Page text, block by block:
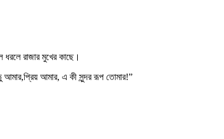
রাজার মুখের কাছে।
আমার, এ কী সুন্দর রূপ তোমার!”